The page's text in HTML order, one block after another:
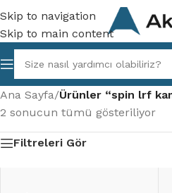
Skip to navigation
Skip to main content
Ana Sayfa/Ürünler “spin lrf
2 sonucun tümü gösteriliyor
Filtreleri Gör